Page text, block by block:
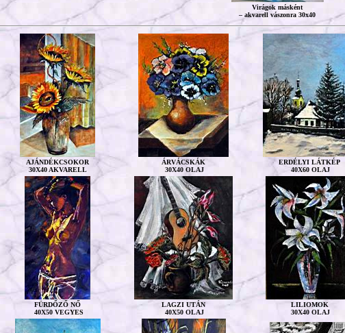
Virágok másként
– akvarell vászonra 30x40
AJÁNDÉKCSOKOR
30X40 AKVARELL
ÁRVÁCSKÁK
30X40 OLAJ
ERDÉLYI LÁTKÉP
40X60 OLAJ
FÜRDŐZŐ NŐ
40X50 VEGYES
LAGZI UTÁN
40X50 OLAJ
LILIOMOK
30X40 OLAJ